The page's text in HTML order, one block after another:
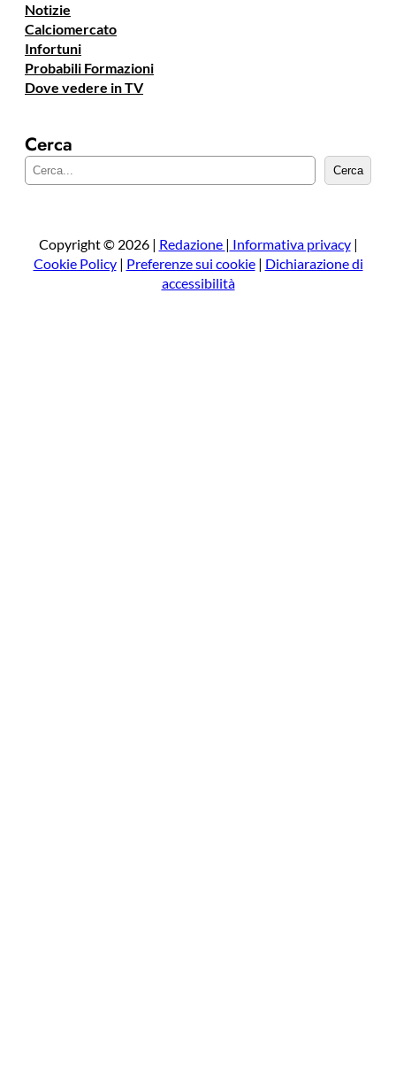
Notizie
Calciomercato
Infortuni
Probabili Formazioni
Dove vedere in TV
Cerca
e
a
Cerca
Copyright © 2026 | Redazione | Informativa privacy|
Cookie Policy| Preferenze sui cookie| Dichiarazione di
accessibilità